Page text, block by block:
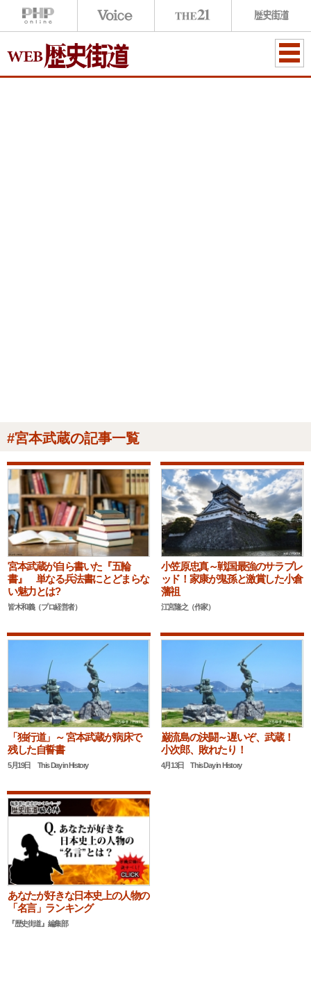
#宮本武蔵の記事一覧
宮本武蔵が自ら書いた『五輪
書』 単なる兵法書にとどまらな
い魅力とは?
皆木和義（プロ経営者）
小笠原忠真～戦国最強のサラブレ
ッド！家康が鬼孫と激賞した小倉
藩祖
江宮隆之（作家）
「独行道」～ 宮本武蔵が病床で
残した自誓書
5月19日 This Day in History
巌流島の決闘～遅いぞ、武蔵！
小次郎、敗れたり！
4月13日 This Day in History
あなたが好きな日本史上の人物の
「名言」ランキング
『歴史街道』編集部